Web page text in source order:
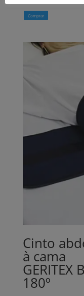
Comprar
Cinto
à cama
GERITEX
180º